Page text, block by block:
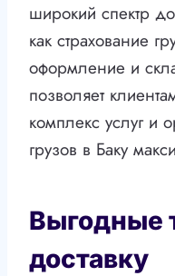
широкий спектр
как страхование
оформление и
позволяет
комплекс услуг и
грузов в Баку
Выгодные
доставку